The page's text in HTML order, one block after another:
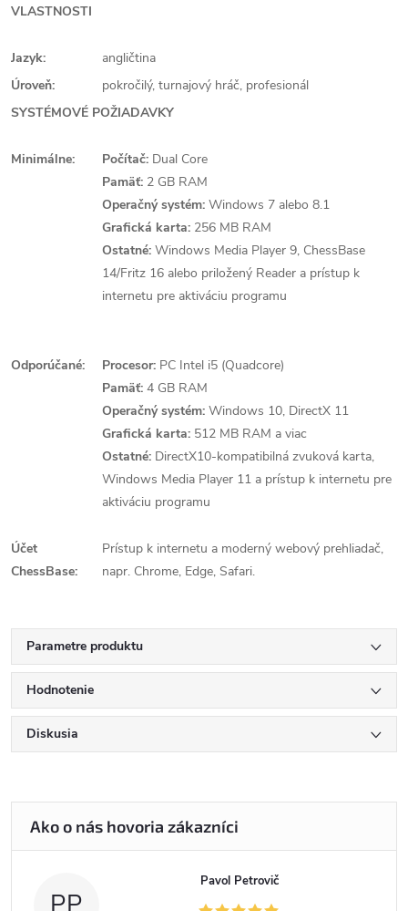
VLASTNOSTI
Jazyk:
angličtina
Úroveň:
pokročilý, turnajový hráč, profesionál
SYSTÉMOVÉ POŽIADAVKY
Minimálne: Počítač: Dual Core
Pamäť: 2 GB RAM
Operačný systém: Windows 7 alebo 8.1
Grafická karta: 256 MB RAM
Ostatné: Windows Media Player 9, ChessBase
14/Fritz 16 alebo priložený Reader a prístup k
internetu pre aktiváciu programu
Odporúčané: Procesor: PC Intel i5 (Quadcore)
Pamäť: 4 GB RAM
Operačný systém: Windows 10, DirectX 11
Grafická karta: 512 MB RAM a viac
Ostatné: DirectX10-kompatibilná zvuková karta,
Windows Media Player 11 a prístup k internetu pre
aktiváciu programu
Účet
ChessBase:
Prístup k internetu a moderný webový prehliadač,
napr. Chrome, Edge, Safari.
Parametre produktu
Hodnotenie
Diskusia
Pavol Petrovič